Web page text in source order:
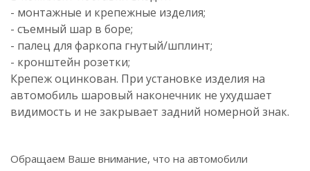
- монтажные и крепежные изделия;
- съемный шар в боре;
- палец для фаркопа гнутый/шплинт;
- кронштейн розетки;
Крепеж оцинкован. При установке изделия на
автомобиль шаровый наконечник не ухудшает
видимость и не закрывает задний номерной знак.
Обращаем Ваше внимание, что на автомобили